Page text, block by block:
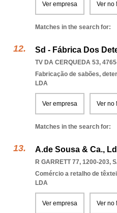
Ver empresa Ver no
Matches in the search for:
Sd - Fábrica Dos
TV DA CERQUEDA 53,
Fabricação de sabões,
LDA
Ver empresa Ver no
Matches in the search for:
A.de Sousa & Ca.,
R GARRETT 77, 1200-203,
Comércio a retalho de
LDA
Ver empresa Ver no